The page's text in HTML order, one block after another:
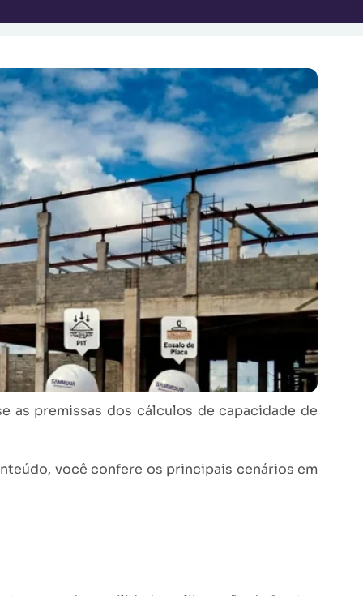
as premissas dos cálculos de capacidade de
você confere os principais cenários em